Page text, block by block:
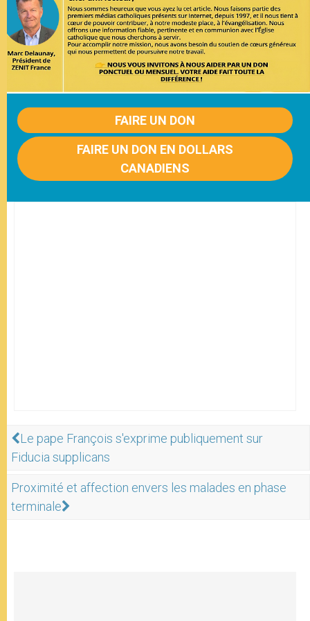
FAIRE UN DON
FAIRE UN DON EN DOLLARS
CANADIENS
Le pape François s'exprime publiquement sur
Fiducia supplicans
Proximité et affection envers les malades en phase
terminale